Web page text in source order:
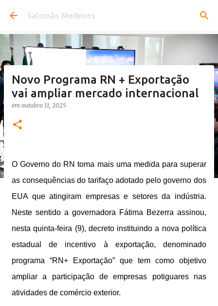
Pular para o conteúdo principal
Salomão Medeiros
Novo Programa RN + Exportação
vai ampliar mercado internacional
em outubro 11, 2025
O Governo do RN toma mais uma medida para superar
as consequências do tarifaço adotado pelo governo dos
EUA que atingiram empresas e setores da indústria.
Neste sentido a governadora Fátima Bezerra assinou,
nesta quinta-feira (9), decreto instituindo a nova política
estadual de incentivo à exportação, denominado
programa “RN+ Exportação” que tem como objetivo
ampliar a participação de empresas potiguares nas
atividades de comércio exterior.